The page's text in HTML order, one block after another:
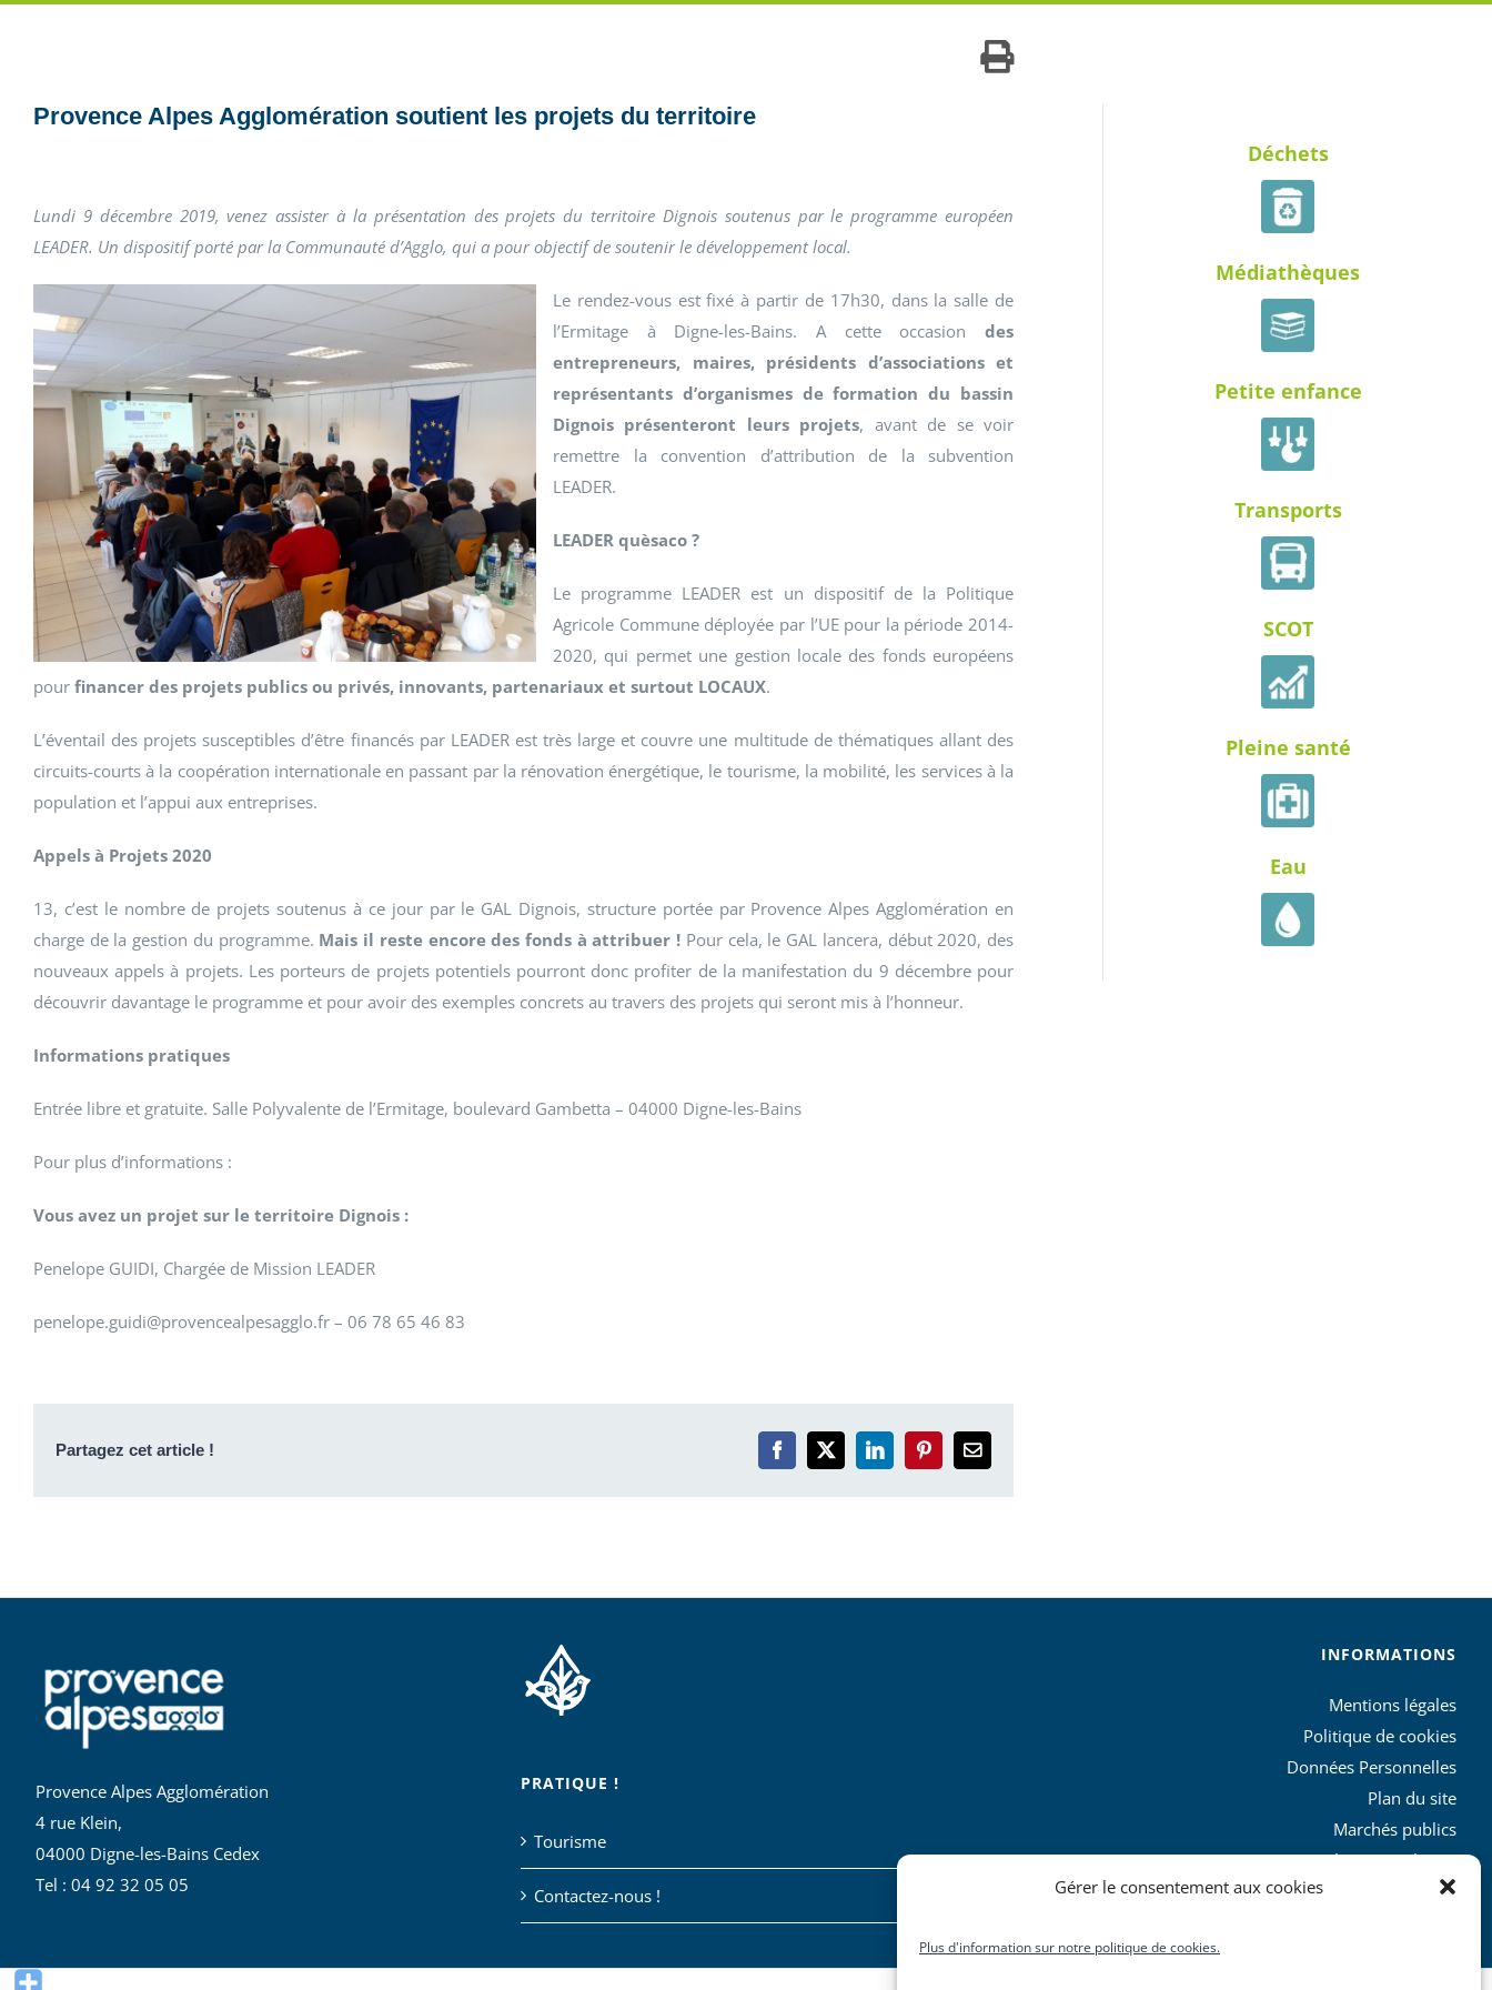
Gérer le consentement aux cookies
Plus d'information sur notre politique de cookies.
Provence Alpes Agglomération soutient les projets du territoire
Lundi 9 décembre 2019, venez assister à la présentation des projets du territoire Dignois soutenus par le programme européen
LEADER. Un dispositif porté par la Communauté d’Agglo, qui a pour objectif de soutenir le développement local.
Le rendez-vous est fixé à partir de 17h30, dans la salle de
l’Ermitage à Digne-les-Bains. A cette occasion des
entrepreneurs, maires, présidents d’associations et
représentants d’organismes de formation du bassin
Dignois présenteront leurs projets, avant de se voir
remettre la convention d’attribution de la subvention
LEADER.
LEADER quèsaco ?
Le programme LEADER est un dispositif de la Politique
Agricole Commune déployée par l’UE pour la période 2014-
2020, qui permet une gestion locale des fonds européens
pour financer des projets publics ou privés, innovants, partenariaux et surtout LOCAUX.
L’éventail des projets susceptibles d’être financés par LEADER est très large et couvre une multitude de thématiques allant des
circuits-courts à la coopération internationale en passant par la rénovation énergétique, le tourisme, la mobilité, les services à la
population et l’appui aux entreprises.
Appels à Projets 2020
13, c’est le nombre de projets soutenus à ce jour par le GAL Dignois, structure portée par Provence Alpes Agglomération en
charge de la gestion du programme. Mais il reste encore des fonds à attribuer ! Pour cela, le GAL lancera, début 2020, des
nouveaux appels à projets. Les porteurs de projets potentiels pourront donc profiter de la manifestation du 9 décembre pour
découvrir davantage le programme et pour avoir des exemples concrets au travers des projets qui seront mis à l’honneur.
Informations pratiques
Entrée libre et gratuite. Salle Polyvalente de l’Ermitage, boulevard Gambetta – 04000 Digne-les-Bains
Pour plus d’informations :
Vous avez un projet sur le territoire Dignois :
Penelope GUIDI, Chargée de Mission LEADER
penelope.guidi@provencealpesagglo.fr – 06 78 65 46 83
Partagez cet article ! Facebook
X LinkedInPinterestEmail
Déchets
Médiathèques
Petite enfance
Transports
SCOT
Pleine santé
Eau
Provence Alpes Agglomération
4 rue Klein,
04000 Digne-les-Bains Cedex
Tel : 04 92 32 05 05
PRATIQUE !
Tourisme
Contactez-nous !
INFORMATIONS
Mentions légales
Politique de cookies
Données Personnelles
Plan du site
Marchés publics
Charte graphique
L’agglo recrute